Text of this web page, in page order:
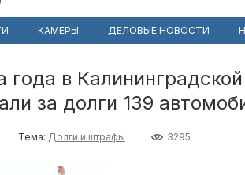
КАМЕРЫ ДЕЛОВЫЕ НОВОСТИ
года в
за долги 139
Тема: Долги и штрафы 3295